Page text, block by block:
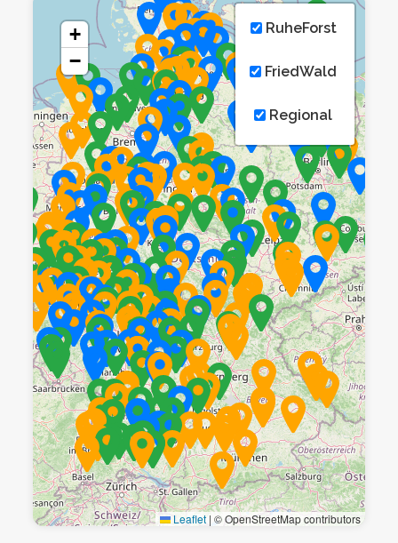
+
−
RuheForst
FriedWald
Regional
Leaflet | © OpenStreetMap contributors